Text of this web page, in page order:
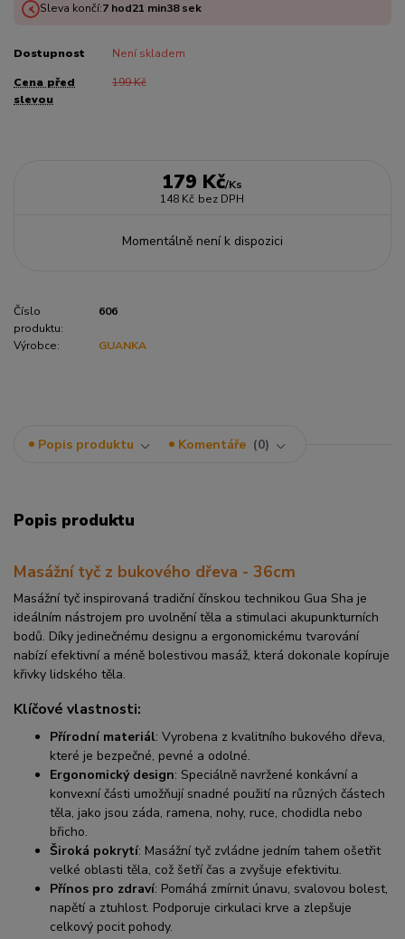
Sleva končí:7hod21 min38sek
Dostupnost Není skladem
Cena před
slevou
199 Kč
179 Kč/Ks
148 Kč bez DPH
Momentálně není k dispozici
Číslo
produktu:
606
Výrobce: GUANKA
Popis produktu Komentáře 0
Popis produktu
Masážní tyč z bukového dřeva - 36cm
Masážní tyč inspirovaná tradiční čínskou technikou Gua Sha je
ideálním nástrojem pro uvolnění těla a stimulaci akupunkturních
bodů. Díky jedinečnému designu a ergonomickému tvarování
nabízí efektivní a méně bolestivou masáž, která dokonale kopíruje
křivky lidského těla.
Klíčové vlastnosti:
Přírodní materiál: Vyrobena z kvalitního bukového dřeva,
které je bezpečné, pevné a odolné.
Ergonomický design: Speciálně navržené konkávní a
konvexní části umožňují snadné použití na různých částech
těla, jako jsou záda, ramena, nohy, ruce, chodidla nebo
břicho.
Široká pokrytí: Masážní tyč zvládne jedním tahem ošetřit
velké oblasti těla, což šetří čas a zvyšuje efektivitu.
Přínos pro zdraví: Pomáhá zmírnit únavu, svalovou bolest,
napětí a ztuhlost. Podporuje cirkulaci krve a zlepšuje
celkový pocit pohody.